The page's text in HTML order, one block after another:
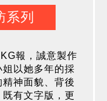
系列
報，誠意製作
姐以她多年的採
神面貌、背後
有文字版，更